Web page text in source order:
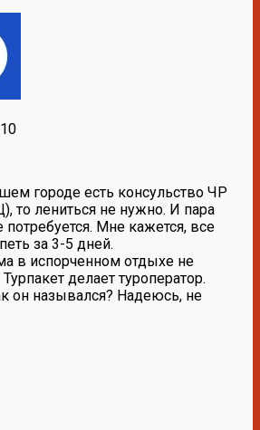
городе есть консульство ЧР
то лениться не нужно. И пара
потребуется. Мне кажется, все
за 3-5 дней.
в испорченном отдыхе не
делает туроператор.
он назывался? Надеюсь, не